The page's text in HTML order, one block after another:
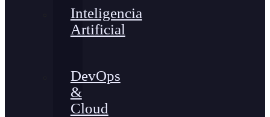
Inteligencia
Artificial
DevOps
&
Cloud